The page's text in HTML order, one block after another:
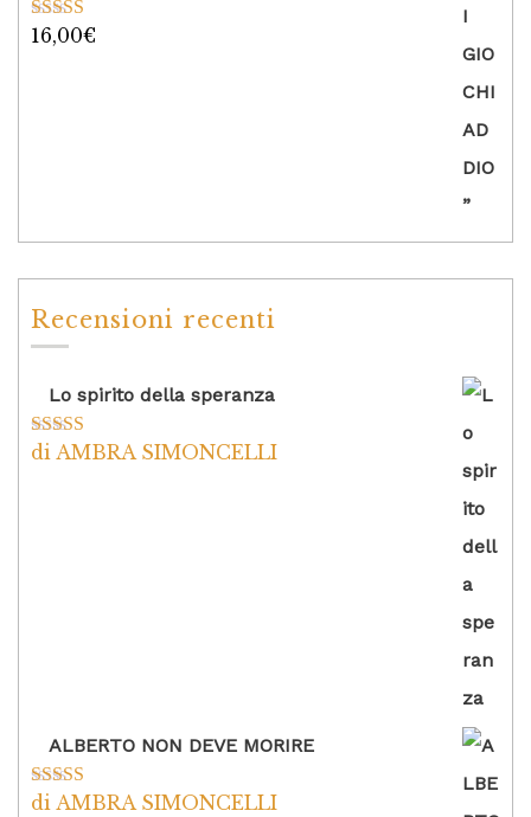
Valutato
16,00€
Recensioni recenti
Lo spirito della speranza
Valutato5su
di AMBRA SIMONCELLI
ALBERTO NON DEVE MORIRE
Valutato5su
di AMBRA SIMONCELLI